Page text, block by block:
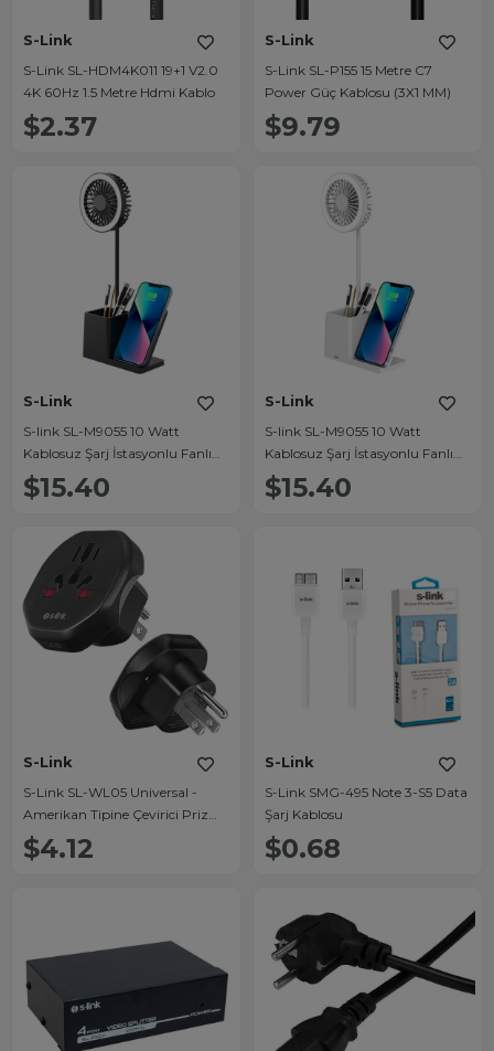
S-Link
S-Link SL-HDM4K011 19+1 V2.0
4K 60Hz 1.5 Metre Hdmi Kablo
$2.37
S-Link
S-Link SL-P155 15 Metre C7
Power Güç Kablosu (3X1 MM)
$9.79
S-Link
S-link SL-M9055 10 Watt
Kablosuz Şarj İstasyonlu Fanlı
Kalemlikli Masa Lambası (Siyah)
$15.40
S-Link
S-link SL-M9055 10 Watt
Kablosuz Şarj İstasyonlu Fanlı
Kalemlikli Masa Lambası
(Beyaz)
$15.40
S-Link
S-Link SL-WL05 Universal -
Amerikan Tipine Çevirici Priz
Adaptör Fiş
$4.12
S-Link
S-Link SMG-495 Note 3-S5 Data
Şarj Kablosu
$0.68